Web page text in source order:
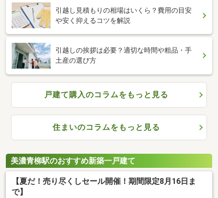
引越し見積もりの相場はいくら？費用の目安
や安く抑えるコツを解説
引越しの挨拶は必要？適切な時間や粗品・手
土産の選び方
戸建て購入のコラムをもっと見る
住まいのコラムをもっと見る
美濃青柳駅のおすすめ新築一戸建て
【夏だ！売り尽くしセール開催！期間限定8月16日ま
で】